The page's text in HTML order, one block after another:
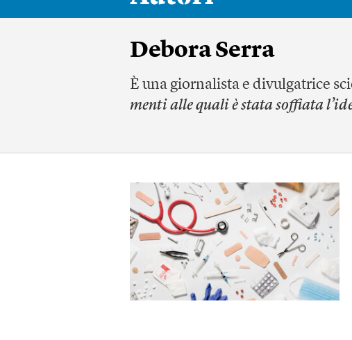
Debora Serra
È una giornalista e divulgatrice
menti alle quali è stata soffiata